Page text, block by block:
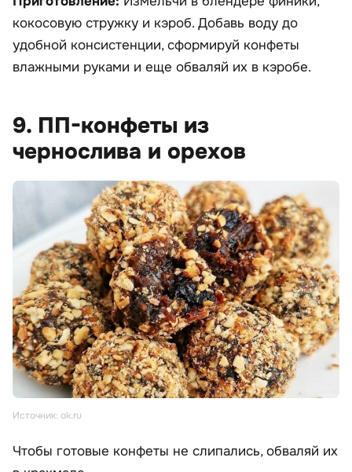
кокосовую стружку и кэроб. Добавь воду до
удобной консистенции, сформируй конфеты
влажными руками и еще обваляй их в кэробе.
9. ПП-конфеты из
чернослива и орехов
Источник: ok.ru
Чтобы готовые конфеты не слипались, обваляй их